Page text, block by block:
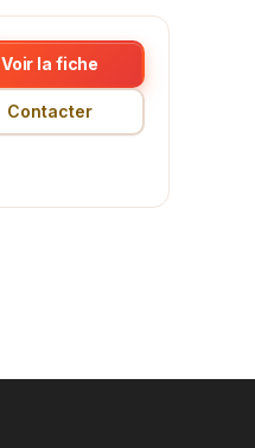
Voir la fiche
Contacter